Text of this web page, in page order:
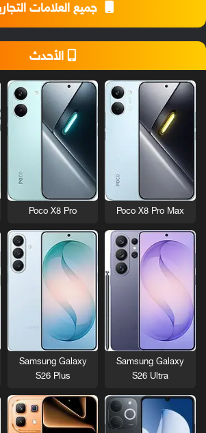
جميع العلامات
الأحدث
Poco X8 Pro Max
Poco X8 Pro
Samsung Galaxy
S26 Ultra
Samsung Galaxy
S26 Plus